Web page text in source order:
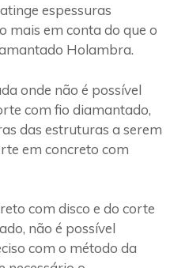
espessuras
mais em conta do que o
Holambra.
onde não é possível
com fio diamantado,
das estruturas a serem
em concreto com
com disco e do corte
não é possível
com o método da